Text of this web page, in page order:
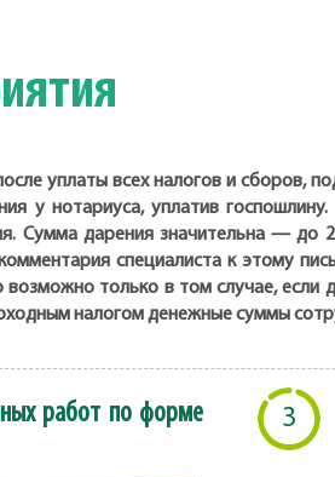
уплаты всех налогов и сборов,
у нотариуса, уплатив госпошлину.
Сумма дарения значительна — до
специалиста к этому
только в том случае, если
налогом денежные суммы
работ по форме
3